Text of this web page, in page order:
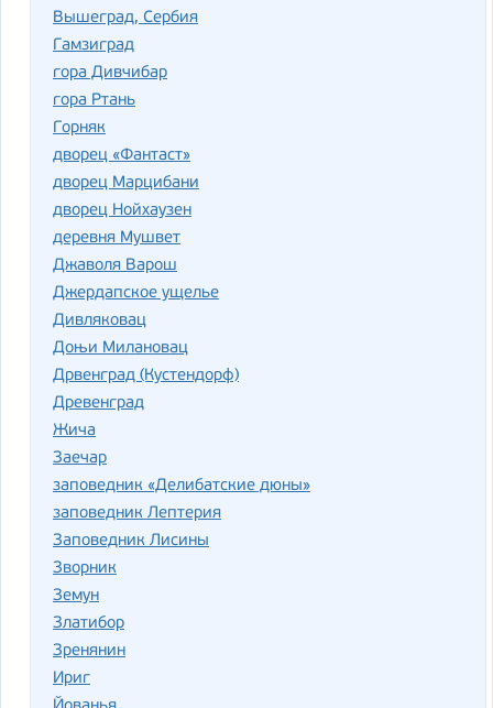
Вышеград, Сербия
Гамзиград
гора Дивчибар
гора Ртань
Горняк
дворец «Фантаст»
дворец Марцибани
дворец Нойхаузен
деревня Мушвет
Джаволя Варош
Джердапское ущелье
Дивляковац
Доњи Милановац
Дрвенград (Кустендорф)
Древенград
Жича
Заечар
заповедник «Делибатские дюны»
заповедник Лептерия
Заповедник Лисины
Зворник
Земун
Златибор
Зренянин
Ириг